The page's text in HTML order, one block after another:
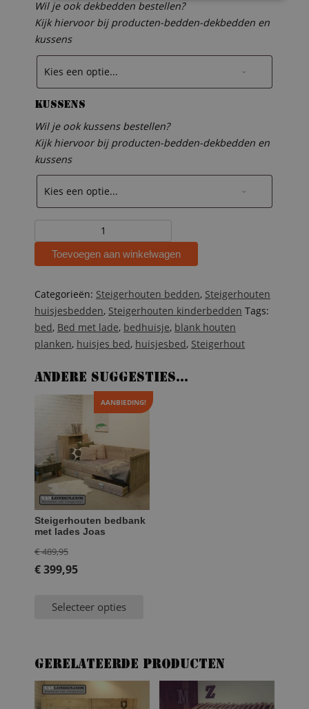
Wil je ook dekbedden bestellen?
Kijk hiervoor bij producten-bedden-dekbedden en
kussens
Kussens
Wil je ook kussens bestellen?
Kijk hiervoor bij producten-bedden-dekbedden en
kussens
bed
muis
aantal
Toevoegen aan winkelwagen
Categorieën: Steigerhouten bedden, Steigerhouten
huisjesbedden, Steigerhouten kinderbedden Tags:
bed, Bed met lade, bedhuisje, blank houten
planken, huisjes bed, huisjesbed, Steigerhout
Andere suggesties…
AANBIEDING!
Steigerhouten bedbank
met lades Joas
€489,95Oorspronkelijke
prijs
€ 489,95.
€399,95
prijsSelecteer opties
Gerelateerde producten